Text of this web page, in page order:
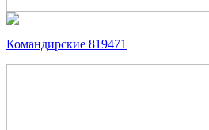
Командирские 819471